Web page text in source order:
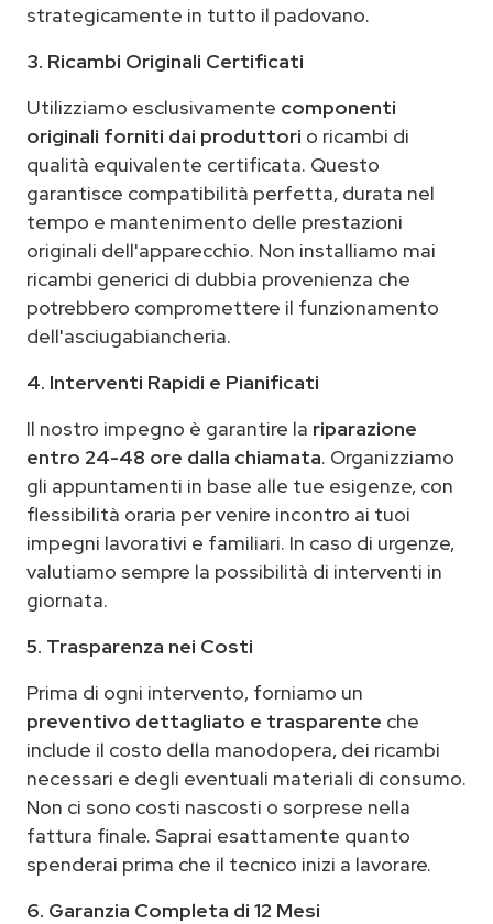
strategicamente in tutto il padovano.
3. Ricambi Originali Certificati
Utilizziamo esclusivamente componenti
originali forniti dai produttori o ricambi di
qualità equivalente certificata. Questo
garantisce compatibilità perfetta, durata nel
tempo e mantenimento delle prestazioni
originali dell'apparecchio. Non installiamo mai
ricambi generici di dubbia provenienza che
potrebbero compromettere il funzionamento
dell'asciugabiancheria.
4. Interventi Rapidi e Pianificati
Il nostro impegno è garantire la riparazione
entro 24-48 ore dalla chiamata. Organizziamo
gli appuntamenti in base alle tue esigenze, con
flessibilità oraria per venire incontro ai tuoi
impegni lavorativi e familiari. In caso di urgenze,
valutiamo sempre la possibilità di interventi in
giornata.
5. Trasparenza nei Costi
Prima di ogni intervento, forniamo un
preventivo dettagliato e trasparente che
include il costo della manodopera, dei ricambi
necessari e degli eventuali materiali di consumo.
Non ci sono costi nascosti o sorprese nella
fattura finale. Saprai esattamente quanto
spenderai prima che il tecnico inizi a lavorare.
6. Garanzia Completa di 12 Mesi